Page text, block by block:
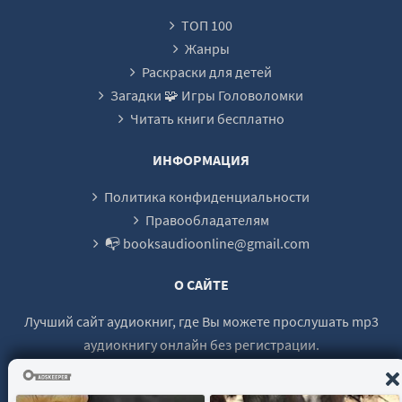
Глава 65. Еще более хрупкий, чем кажется. Часть вторая
Глава 66. Еще более хрупкий, чем кажется. Часть третья
Глава 67. Трапеза в кругу всесильных существ
Глава 68. Бог преклонил колени
Глава 70. Давай выпьем как друзья?
Глава 71. Охота на смертного
ТОП 100
Жанры
Раскраски для детей
Загадки 🧩 Игры Головоломки
Читать книги бесплатно
ИНФОРМАЦИЯ
Политика конфиденциальности
Правообладателям
📭 booksaudioonline@gmail.com
О САЙТЕ
Лучший сайт аудиокниг, где Вы можете прослушать mp3
аудиокнигу онлайн без регистрации.